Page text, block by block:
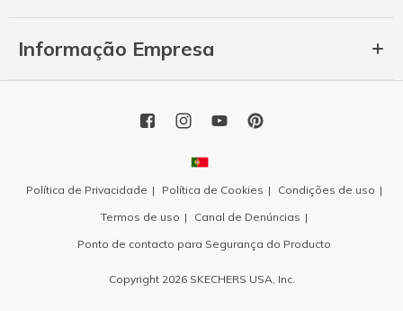
Informação Empresa
Política de Privacidade Política de Cookies
Condições de uso
Termos de uso
Canal de Denúncias
Ponto de contacto para Segurança do Producto
Copyright 2026 SKECHERS USA, Inc.